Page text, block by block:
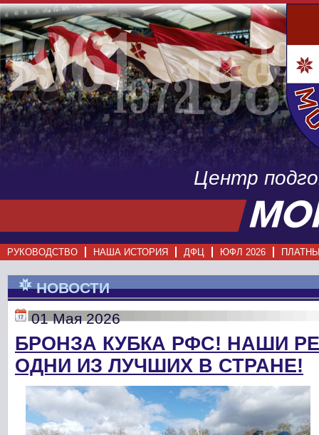
Центр
РУКОВОДСТВО НАША ИСТОРИЯ ДФЦ ЮФЛ 2026
НОВОСТИ
01 Мая 2026
БРОНЗА КУБКА РФС! НАШИ
ОДНИ ИЗ ЛУЧШИХ В СТРАНЕ!